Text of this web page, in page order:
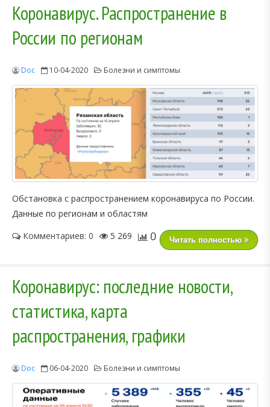
Коронавирус. Распространение в
России по регионам
Doc 10-04-2020 Болезни и симптомы
Обстановка с распространением коронавируса по России.
Данные по регионам и областям
Читать полностью
Комментариев: 0 5 269 0
Коронавирус: последние новости,
статистика, карта
распространения, графики
Doc 06-04-2020 Болезни и симптомы